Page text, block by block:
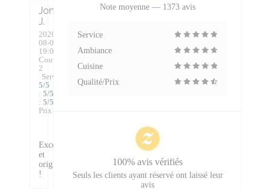
Jonathan
J
2026-
08-08
19:00 -
Couverts
2
Service
5/5 Ambiance
: 5/5
: 5/5
Prix
Excellent
et
original
!
Note moyenne — 1373 avis
Service
Ambiance
Cuisine
Qualité/Prix
100% avis vérifiés
Seuls les clients ayant réservé ont laissé leur
avis